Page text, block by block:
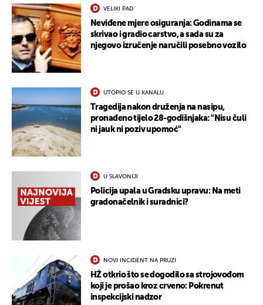
VELIKI PAD
Neviđene mjere osiguranja: Godinama se
skrivao i gradio carstvo, a sada su za
njegovo izručenje naručili posebno vozilo
UTOPIO SE U KANALU
Tragedija nakon druženja na nasipu,
pronađeno tijelo 28-godišnjaka: "Nisu čuli
ni jauk ni poziv upomoć"
U SLAVONIJI
Policija upala u Gradsku upravu: Na meti
gradonačelnik i suradnici?
NOVI INCIDENT NA PRUZI
HŽ otkrio što se dogodilo sa strojovođom
koji je prošao kroz crveno: Pokrenut
inspekcijski nadzor